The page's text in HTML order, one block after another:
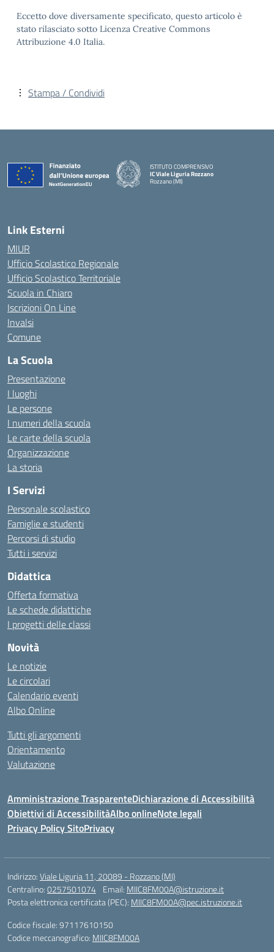
Eccetto dove diversamente specificato, questo articolo è
stato rilasciato sotto Licenza Creative Commons
Attribuzione 4.0 Italia.
Stampa / Condividi
ISTITUTO COMPRENSIVO
IC Viale Liguria Rozzano
Rozzano (MI)
Link Esterni
MIUR
Ufficio Scolastico Regionale
Ufficio Scolastico Territoriale
Scuola in Chiaro
Iscrizioni On Line
Invalsi
Comune
La Scuola
Presentazione
I luoghi
Le persone
I numeri della scuola
Le carte della scuola
Organizzazione
La storia
I Servizi
Personale scolastico
Famiglie e studenti
Percorsi di studio
Tutti i servizi
Didattica
Offerta formativa
Le schede didattiche
I progetti delle classi
Novità
Le notizie
Le circolari
Calendario eventi
Albo Online
Tutti gli argomenti
Orientamento
Valutazione
Amministrazione TrasparenteDichiarazione di Accessibilità
Obiettivi di AccessibilitàAlbo onlineNote legali
Privacy Policy SitoPrivacy
Indirizzo:Viale Liguria 11, 20089 - Rozzano (MI)
Centralino:0257501074 Email: MIIC8FM00A@istruzione.it
Posta elettronica certificata (PEC): MIIC8FM00A@pec.istruzione.it
Codice fiscale: 97117610150
Codice meccanografico: MIIC8FM00A